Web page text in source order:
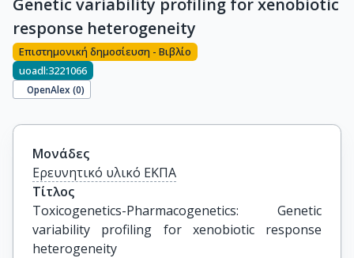
Genetic variability profiling for xenobiotic
response heterogeneity
Επιστημονική δημοσίευση - Βιβλίο
uoadl:3221066
OpenAlex (0)
Μονάδες
Ερευνητικό υλικό ΕΚΠΑ
Τίτλος
Toxicogenetics-Pharmacogenetics: Genetic
variability profiling for xenobiotic response
heterogeneity